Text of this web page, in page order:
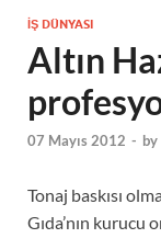
İŞ DÜNYASI
Altın
07 Mayıs 2012 - by
Tonaj baskısı
Gıda’nın kurucu